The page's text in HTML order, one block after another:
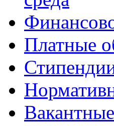
Платные